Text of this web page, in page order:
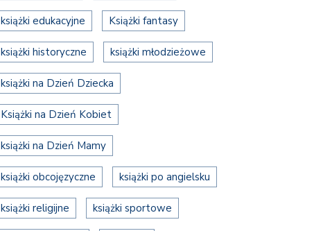
książki edukacyjne Książki fantasy
książki historyczne książki młodzieżowe
książki na Dzień Dziecka
Książki na Dzień Kobiet
książki na Dzień Mamy
książki obcojęzyczne książki po angielsku
książki religijne książki sportowe